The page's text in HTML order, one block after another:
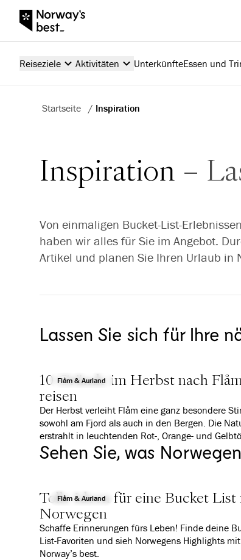
Reiseziele Aktivitäten UnterkünfteEssen und
Startseite / Inspiration
Inspiration
Von einmaligen Bucket-List-
haben wir alles für Sie im Angebot.
Artikel und planen Sie Ihren Urlaub in
Lassen Sie sich für Ihre
Flåm & Aurland
10 Gründe im Herbst nach
reisen
Der Herbst verleiht Flåm eine ganz besondere
sowohl am Fjord als auch in den Bergen. Die
erstrahlt in leuchtenden Rot-, Orange- und
während Nebel und tiefe Wolken eine fast schon
mystische Atmosphäre schaffen. Es ist ruhiger
Flåm gerade jetzt besonders lohnt.
Sehen Sie, was
Flåm & Aurland
Tolle Ideen für eine Bucket List
Norwegen
Schaffe Erinnerungen fürs Leben! Finde deine
List-Favoriten und sieh Norwegens Highlights mit
Norway’s best.